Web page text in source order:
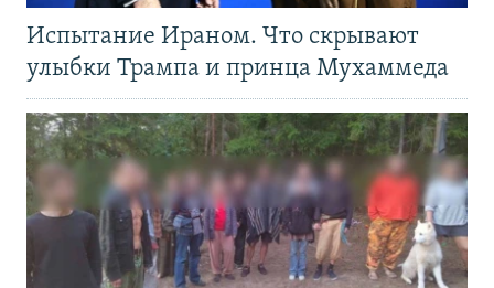
Испытание Ираном. Что скрывают
улыбки Трампа и принца Мухаммеда